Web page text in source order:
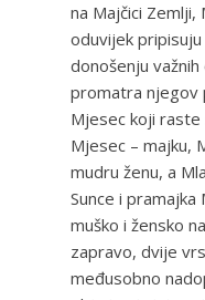
na Majčici
oduvijek
donošenju
promatra njegov
Mjesec koji raste
Mjesec – majku,
mudru ženu, a
Sunce i
muško i žensko
zapravo, dvije
međusobno